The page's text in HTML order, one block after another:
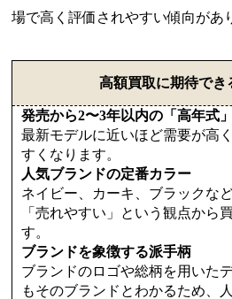
場で高く評価されやすい傾向があ
高額買取に期待でき
発売から2〜3年以内の「高年式
最新モデルに近いほど需要が高
すくなります。
人気ブランドの定番カラー
ネイビー、カーキ、ブラックな
「売れやすい」という観点から
す。
ブランドを象徴する派手柄
ブランドのロゴや総柄を用いた
もそのブランドとわかるため、